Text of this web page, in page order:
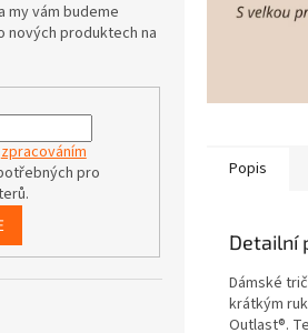
my vám budeme
nových produktech na
zpracováním
pro
Popis
Detailní
Dámské
krátkým
Outlast®.